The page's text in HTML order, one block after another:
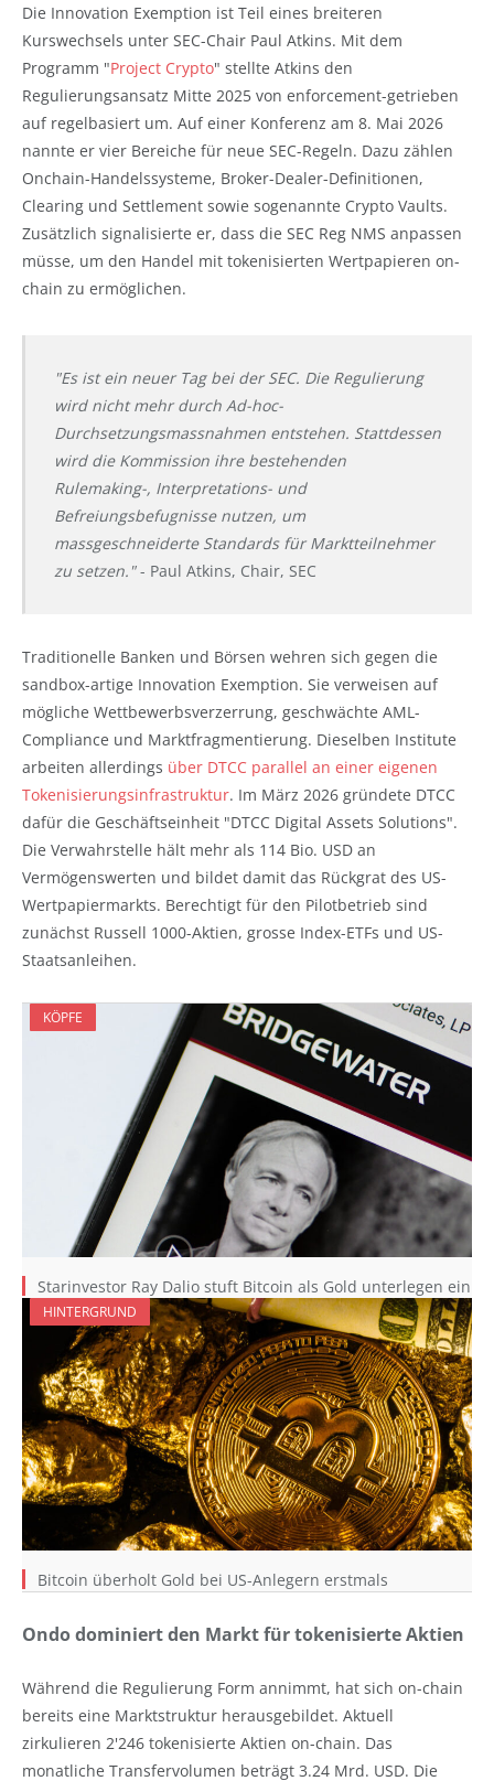
Die Innovation Exemption ist Teil eines breiteren
Kurswechsels unter SEC-Chair Paul Atkins. Mit dem
Programm "Project Crypto" stellte Atkins den
Regulierungsansatz Mitte 2025 von enforcement-getrieben
auf regelbasiert um. Auf einer Konferenz am 8. Mai 2026
nannte er vier Bereiche für neue SEC-Regeln. Dazu zählen
Onchain-Handelssysteme, Broker-Dealer-Definitionen,
Clearing und Settlement sowie sogenannte Crypto Vaults.
Zusätzlich signalisierte er, dass die SEC Reg NMS anpassen
müsse, um den Handel mit tokenisierten Wertpapieren on-
chain zu ermöglichen.
"Es ist ein neuer Tag bei der SEC. Die Regulierung
wird nicht mehr durch Ad-hoc-
Durchsetzungsmassnahmen entstehen. Stattdessen
wird die Kommission ihre bestehenden
Rulemaking-, Interpretations- und
Befreiungsbefugnisse nutzen, um
massgeschneiderte Standards für Marktteilnehmer
zu setzen."- Paul Atkins, Chair, SEC
Traditionelle Banken und Börsen wehren sich gegen die
sandbox-artige Innovation Exemption. Sie verweisen auf
mögliche Wettbewerbsverzerrung, geschwächte AML-
Compliance und Marktfragmentierung. Dieselben Institute
arbeiten allerdings über DTCC parallel an einer eigenen
Tokenisierungsinfrastruktur. Im März 2026 gründete DTCC
dafür die Geschäftseinheit "DTCC Digital Assets Solutions".
Die Verwahrstelle hält mehr als 114 Bio. USD an
Vermögenswerten und bildet damit das Rückgrat des US-
Wertpapiermarkts. Berechtigt für den Pilotbetrieb sind
zunächst Russell 1000-Aktien, grosse Index-ETFs und US-
Staatsanleihen.
KÖPFE
Starinvestor Ray Dalio stuft Bitcoin als Gold unterlegen ein
HINTERGRUND
Bitcoin überholt Gold bei US-Anlegern erstmals
Ondo dominiert den Markt für tokenisierte Aktien
Während die Regulierung Form annimmt, hat sich on-chain
bereits eine Marktstruktur herausgebildet. Aktuell
zirkulieren 2'246 tokenisierte Aktien on-chain. Das
monatliche Transfervolumen beträgt 3.24 Mrd. USD. Die